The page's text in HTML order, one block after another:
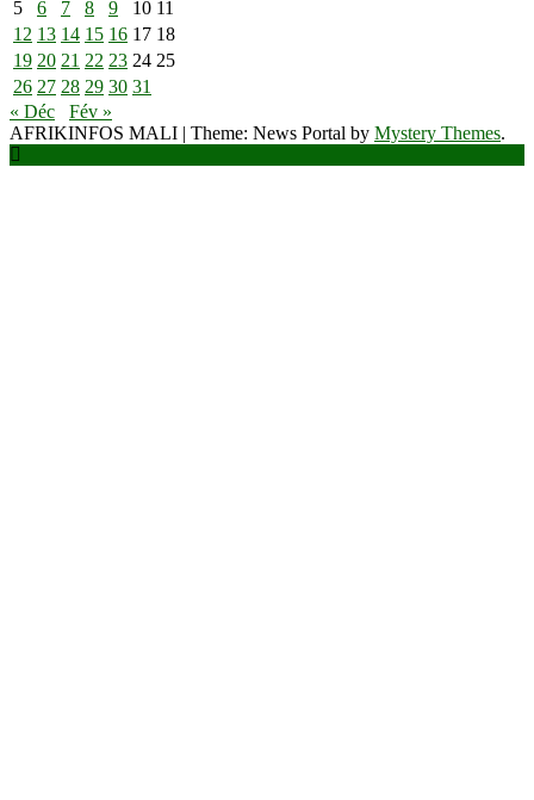
5 6 7 8 9 10 11
12 13 14 15 16 17 18
19 20 21 22 23 24 25
26 27 28 29 30 31
« Déc
Fév »
AFRIKINFOS MALI | Theme: News Portal by Mystery Themes.